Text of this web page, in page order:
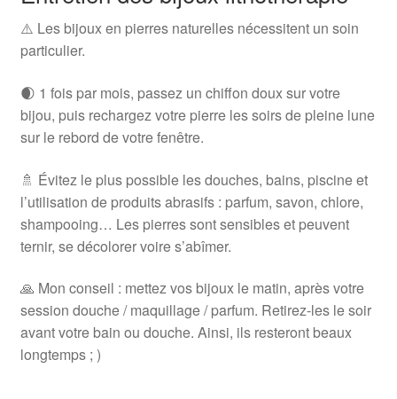
⚠️ Les bijoux en pierres naturelles nécessitent un soin
particulier.
🌒 1 fois par mois, passez un chiffon doux sur votre
bijou, puis rechargez votre pierre les soirs de pleine lune
sur le rebord de votre fenêtre.
🚿 Évitez le plus possible les douches, bains, piscine et
l’utilisation de produits abrasifs : parfum, savon, chlore,
shampooing… Les pierres sont sensibles et peuvent
ternir, se décolorer voire s’abîmer.
🙏 Mon conseil : mettez vos bijoux le matin, après votre
session douche / maquillage / parfum. Retirez-les le soir
avant votre bain ou douche. Ainsi, ils resteront beaux
longtemps ; )